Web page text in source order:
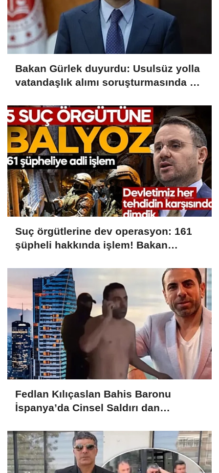
Bakan Gürlek duyurdu: Usulsüz yolla
vatandaşlık alımı soruşturmasında 72
Suç örgütlerine dev operasyon: 161
şüpheli hakkında işlem! Bakan
karşısında dimdik
Fedlan Kılıçaslan Bahis Baronu
İspanya’da Cinsel Saldırı dan